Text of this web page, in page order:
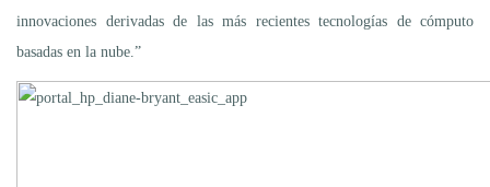
innovaciones derivadas de las más recientes tecnologías de cómputo
basadas en la nube.”